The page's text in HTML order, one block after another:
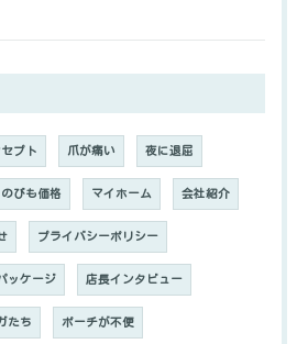
プト 爪が痛い 夜に退屈
のびも価格 マイホーム 会社紹介
プライバシーポリシー
ッケージ 店長インタビュー
たち ポーチが不便